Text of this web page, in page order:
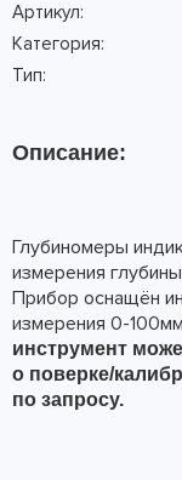
Артикул:
Категория:
Тип:
Описание:
Глубиномеры
измерения
Прибор оснащён
измерения 0-
инструмент
о поверке/
по запросу.